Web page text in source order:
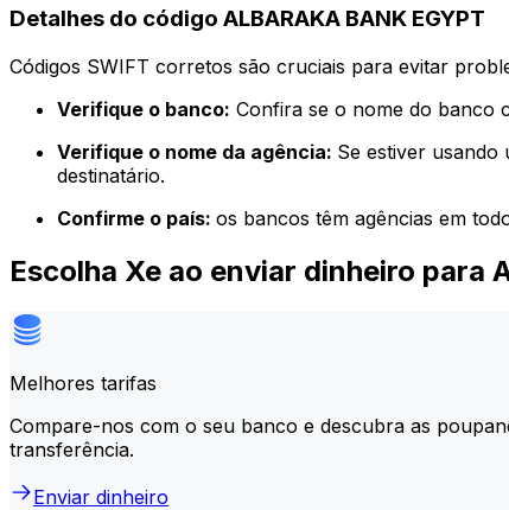
Detalhes do código ALBARAKA BANK EGYPT
Códigos SWIFT corretos são cruciais para evitar
Verifique o banco: Confira se o nome do banco
Verifique o nome da agência: Se estiver usando
destinatário.
Confirme o país: os bancos têm agências em
Escolha Xe ao enviar dinheiro para
Melhores tarifas
Compare-nos com o seu banco e descubra as
transferência.
Enviar dinheiro